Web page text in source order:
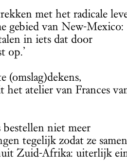
met het radicale
gebied van New-Mexico:
in iets dat door
op.’
(omslag)dekens,
atelier van Frances
niet meer
tegelijk zodat ze samen
Zuid-Afrika: uiterlijk